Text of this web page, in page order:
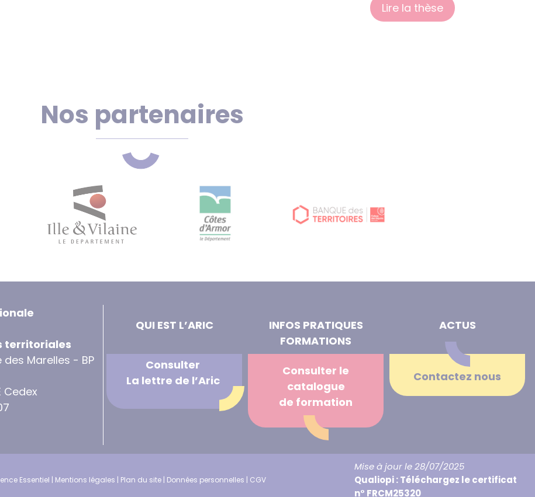
Lire la thèse
Nos partenaires
territoriales
des Marelles - BP
Cedex
QUI EST L’ARIC
INFOS PRATIQUES
FORMATIONS
ACTUS
Consulter
La lettre de l’Aric
Consulter le
catalogue
de formation
Contactez nous
Essentiel | Mentions légales | Plan du site| Données personnelles | CGV
Mise à jour le 28/07/2025
Qualiopi : Téléchargez le certificat
n° FRCM25320